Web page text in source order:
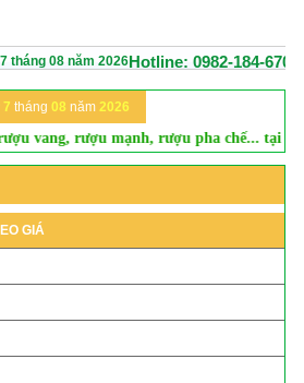
7tháng08năm 2026Hotline: 0982-184-670
7 tháng 08 năm 2026
mạnh, rượu pha chế... tại thị trường
GIÁ